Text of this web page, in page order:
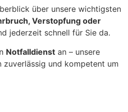
über unsere wichtigsten
Verstopfung oder
jederzeit schnell für Sie da.
Notfalldienst an – unsere
zuverlässig und kompetent um